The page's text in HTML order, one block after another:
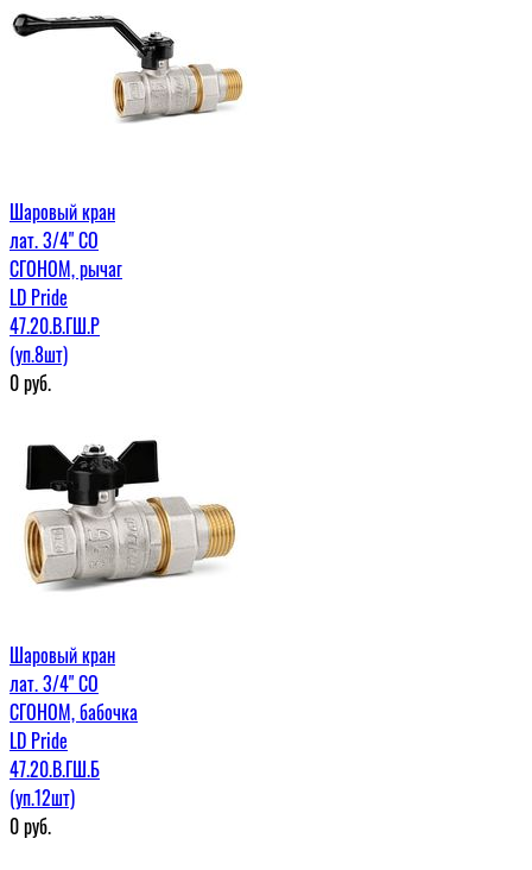
Шаровый кран
лат. 3/4" СО
СГОНОМ, рычаг
LD Pride
47.20.В.ГШ.Р
(уп.8шт)
0руб.
Шаровый кран
лат. 3/4" СО
СГОНОМ, бабочка
LD Pride
47.20.В.ГШ.Б
(уп.12шт)
0руб.